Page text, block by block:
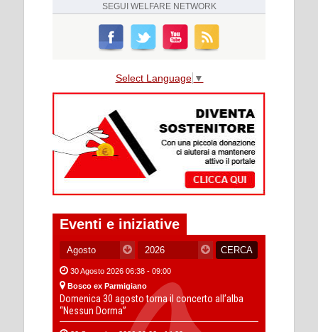
SEGUI WELFARE NETWORK
Select Language ▼
Eventi e iniziative
30 Agosto 2026 06:38 - 09:00
Bosco ex Parmigiano
Domenica 30 agosto torna il concerto all’alba
“Nessun Dorma”